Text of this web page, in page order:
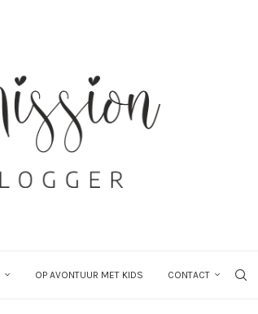
OP AVONTUUR MET KIDS CONTACT